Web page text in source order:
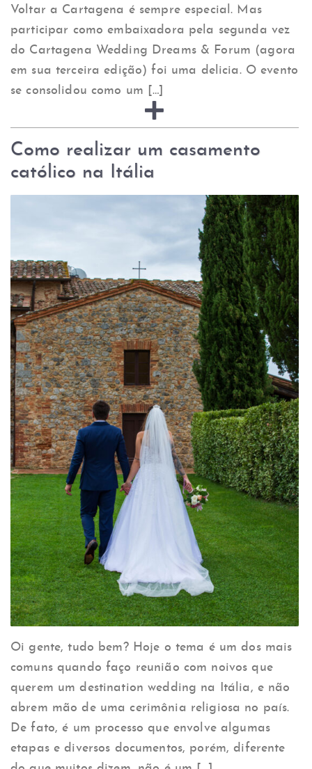
Voltar a Cartagena é sempre especial. Mas
participar como embaixadora pela segunda vez
do Cartagena Wedding Dreams & Forum (agora
em sua terceira edição) foi uma delicia. O evento
se consolidou como um […]
Como realizar um casamento
católico na Itália
Oi gente, tudo bem? Hoje o tema é um dos mais
comuns quando faço reunião com noivos que
querem um destination wedding na Itália, e não
abrem mão de uma cerimônia religiosa no país.
De fato, é um processo que envolve algumas
etapas e diversos documentos, porém, diferente